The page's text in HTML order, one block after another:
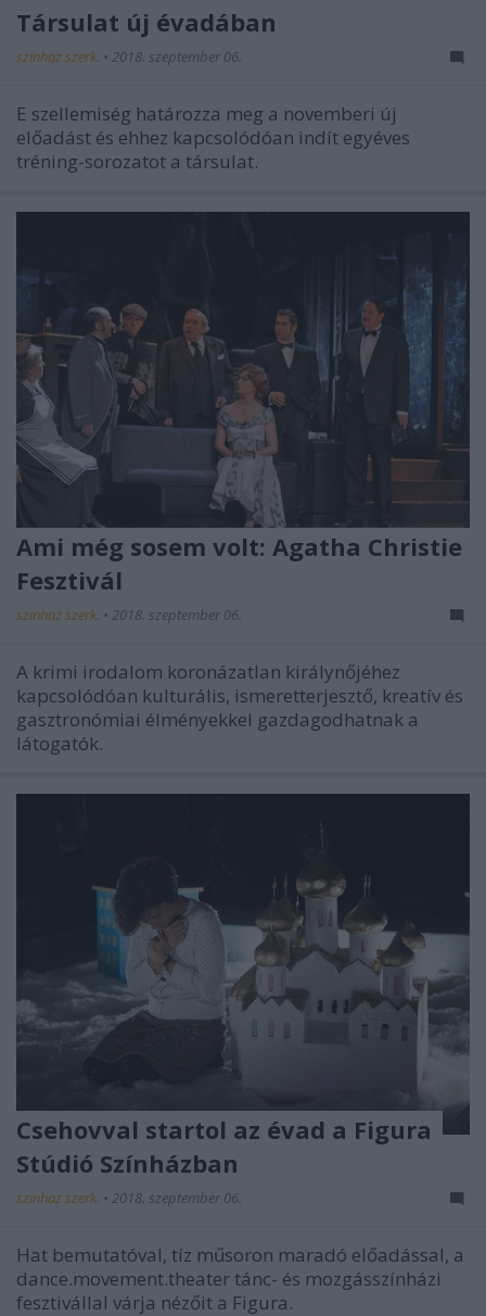
Társulat új évadában
szinhaz szerk. • 2018. szeptember 06.
E szellemiség határozza meg a novemberi új
előadást és ehhez kapcsolódóan indít egyéves
tréning-sorozatot a társulat.
Ami még sosem volt: Agatha Christie
Fesztivál
szinhaz szerk. • 2018. szeptember 06.
A krimi irodalom koronázatlan királynőjéhez
kapcsolódóan kulturális, ismeretterjesztő, kreatív és
gasztronómiai élményekkel gazdagodhatnak a
látogatók.
Csehovval startol az évad a Figura
Stúdió Színházban
szinhaz szerk. • 2018. szeptember 06.
Hat bemutatóval, tíz műsoron maradó előadással, a
dance.movement.theater tánc- és mozgásszínházi
fesztivállal várja nézőit a Figura.